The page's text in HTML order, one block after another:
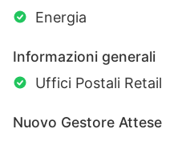
Energia
Informazioni generali
Uffici Postali Retail
Nuovo Gestore Attese